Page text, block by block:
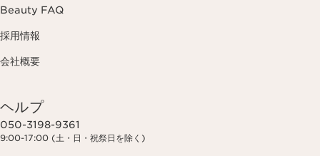
Beauty FAQ
採用情報
会社概要
ヘルプ
050-3198-9361
9:00-17:00 (土・日・祝祭日を除く)